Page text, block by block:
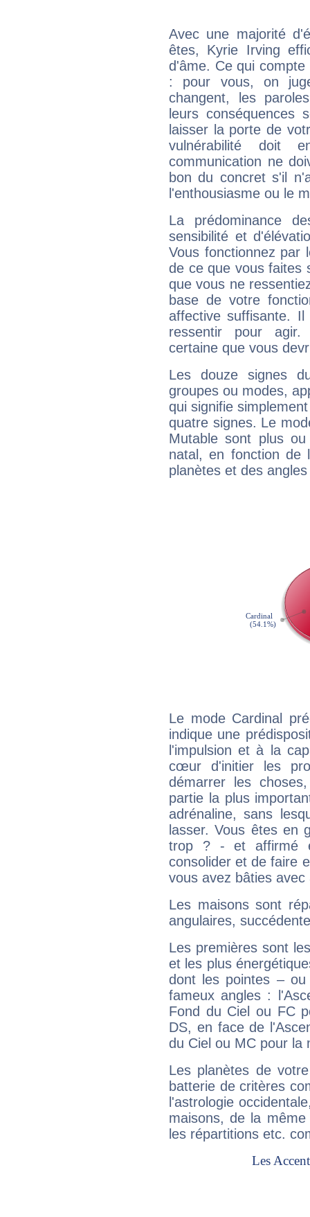
Avec une majorité
êtes, Kyrie Irving
d'âme. Ce qui
: pour vous, on
changent, les
leurs conséquences
laisser la porte de
vulnérabilité doit
communication ne
bon du concret s'il
l'enthousiasme ou le
La prédominance
sensibilité et
Vous fonctionnez
de ce que vous faites
que vous ne
base de votre
affective suffisante.
ressentir pour agir.
certaine que vous
Les douze signes
groupes ou modes,
qui signifie
quatre signes. Le
Mutable sont plus
natal, en fonction de
planètes et des
Le mode Cardinal
indique une
l'impulsion et à la
cœur d'initier les
démarrer les
partie la plus
adrénaline, sans
lasser. Vous êtes en
trop ? - et affirmé
consolider et de faire
vous avez bâties avec
Les maisons sont
angulaires,
Les premières sont
et les plus
dont les pointes –
fameux angles :
Fond du Ciel ou FC
DS, en face de
du Ciel ou MC pour la
Les planètes de
batterie de critères
l'astrologie
maisons, de la
les répartitions etc.